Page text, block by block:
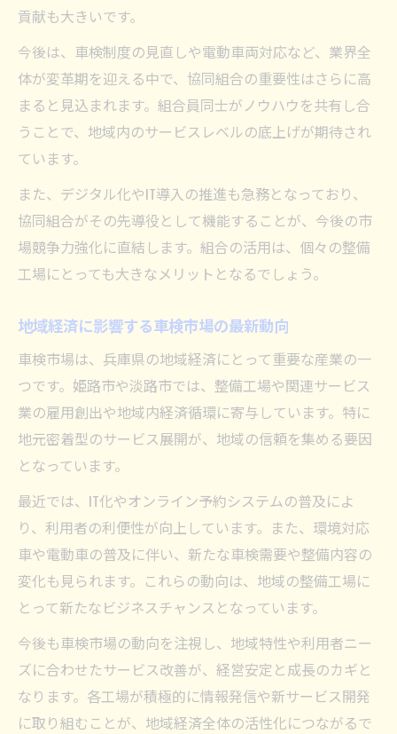
貢献も大きいです。
今後は、車検制度の見直しや電動車両対応など、業界全
体が変革期を迎える中で、協同組合の重要性はさらに高
まると見込まれます。組合員同士がノウハウを共有し合
うことで、地域内のサービスレベルの底上げが期待され
ています。
また、デジタル化やIT導入の推進も急務となっており、
協同組合がその先導役として機能することが、今後の市
場競争力強化に直結します。組合の活用は、個々の整備
工場にとっても大きなメリットとなるでしょう。
地域経済に影響する車検市場の最新動向
車検市場は、兵庫県の地域経済にとって重要な産業の一
つです。姫路市や淡路市では、整備工場や関連サービス
業の雇用創出や地域内経済循環に寄与しています。特に
地元密着型のサービス展開が、地域の信頼を集める要因
となっています。
最近では、IT化やオンライン予約システムの普及によ
り、利用者の利便性が向上しています。また、環境対応
車や電動車の普及に伴い、新たな車検需要や整備内容の
変化も見られます。これらの動向は、地域の整備工場に
とって新たなビジネスチャンスとなっています。
今後も車検市場の動向を注視し、地域特性や利用者ニー
ズに合わせたサービス改善が、経営安定と成長のカギと
なります。各工場が積極的に情報発信や新サービス開発
に取り組むことが、地域経済全体の活性化につながるで